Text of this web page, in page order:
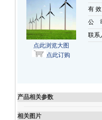
点此浏览大图
点此订购
有
公
联系
产品相关参数
相关图片